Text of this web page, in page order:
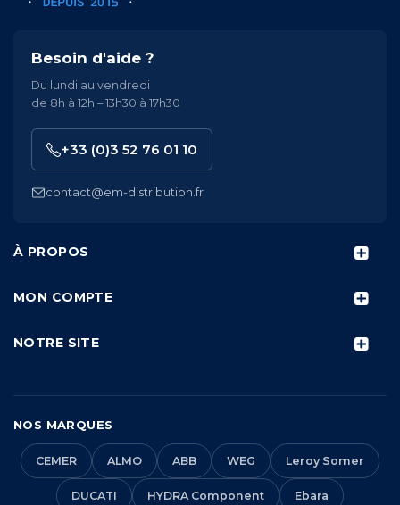
À PROPOS
MON COMPTE
NOTRE SITE
Besoin d'aide ?
Du lundi au vendredi
de 8h à 12h – 13h30 à 17h30
+33 (0)3 52 76 01 10
contact@em-distribution.fr
NOS MARQUES
CEMER ALMO ABB WEG Leroy Somer
DUCATI HYDRA Component Ebara